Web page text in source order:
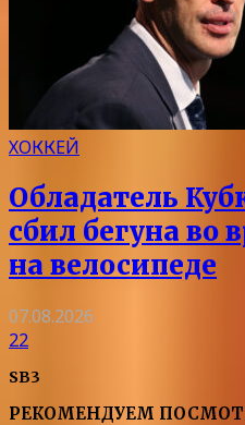
ХОККЕЙ
Обладатель
сбил бегуна во
на велосипеде
07.08.2026
22
SB3
РЕКОМЕНДУЕМ